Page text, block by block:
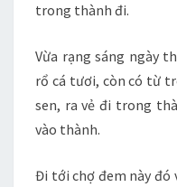
trong thành đi.
Vừa rạng sáng ngày
rổ cá tươi, còn có từ
sen, ra vẻ đi trong
vào thành.
Đi tới chợ đem này đó